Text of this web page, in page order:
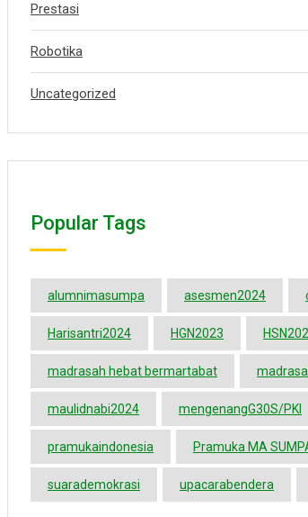
Prestasi
Robotika
Uncategorized
Popular Tags
alumnimasumpa asesmen2024
Harisantri2024 HGN2023
madrasah hebat bermartabat
maulidnabi2024 mengenangG30S/PKI
pramukaindonesia Pramuka MA
suarademokrasi upacarabendera